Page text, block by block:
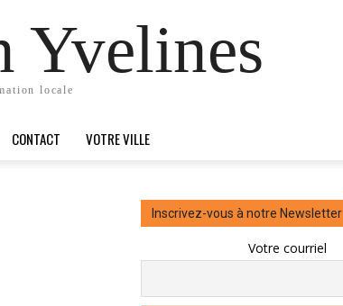
Yvelines
locale
CONTACT VOTRE VILLE
Inscrivez-vous à notre Newsletter
Votre courriel